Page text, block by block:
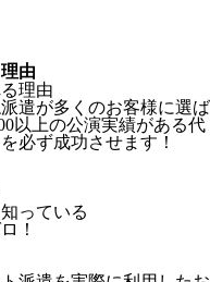
由
遣が多くのお客様に選ば
以上の公演実績がある代
必ず成功させます！
っている
！